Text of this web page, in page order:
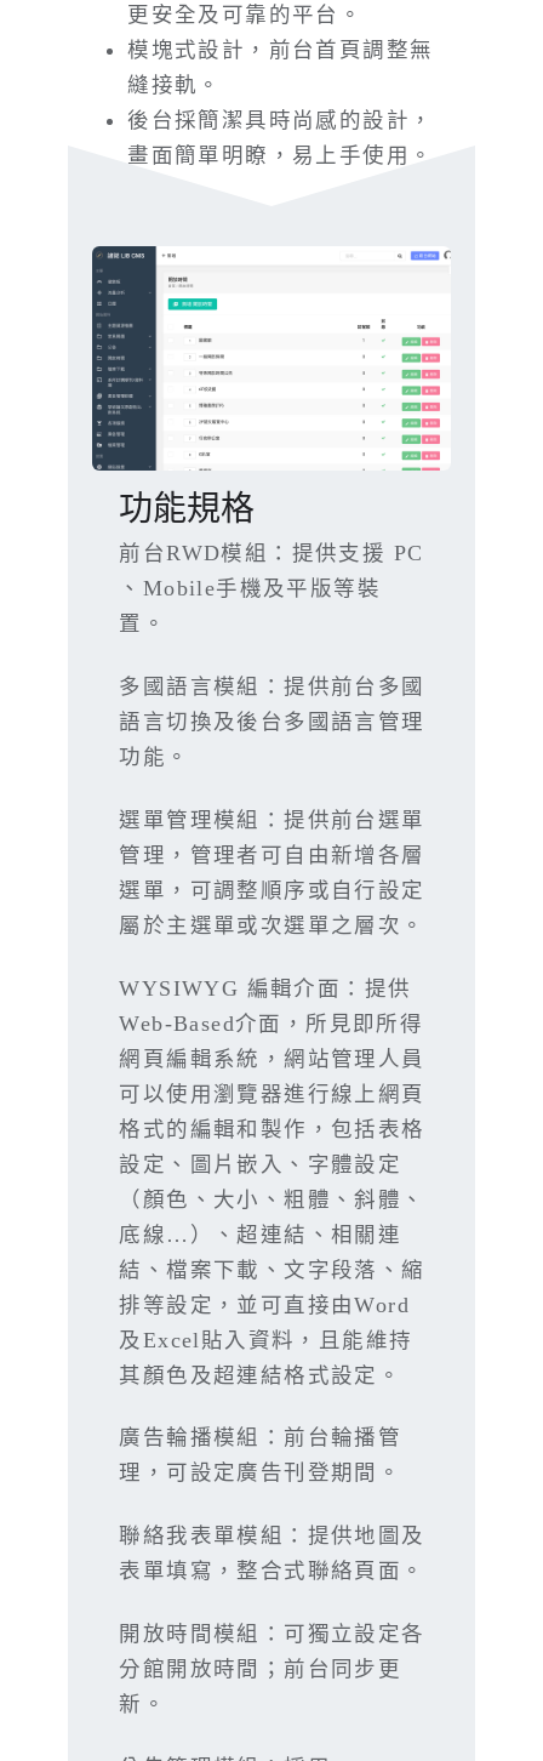
更安全及可靠的平台。
模塊式設計，前台首頁調整無
縫接軌。
後台採簡潔具時尚感的設計，
畫面簡單明瞭，易上手使用。
功能規格
前台RWD模組：提供支援 PC
、Mobile手機及平版等裝
置。
多國語言模組：提供前台多國
語言切換及後台多國語言管理
功能。
選單管理模組：提供前台選單
管理，管理者可自由新增各層
選單，可調整順序或自行設定
屬於主選單或次選單之層次。
WYSIWYG 編輯介面：提供
Web-Based介面，所見即所得
網頁編輯系統，網站管理人員
可以使用瀏覽器進行線上網頁
格式的編輯和製作，包括表格
設定、圖片嵌入、字體設定
（顏色、大小、粗體、斜體、
底線…）、超連結、相關連
結、檔案下載、文字段落、縮
排等設定，並可直接由Word
及Excel貼入資料，且能維持
其顏色及超連結格式設定。
廣告輪播模組：前台輪播管
理，可設定廣告刊登期間。
聯絡我表單模組：提供地圖及
表單填寫，整合式聯絡頁面。
開放時間模組：可獨立設定各
分館開放時間；前台同步更
新。